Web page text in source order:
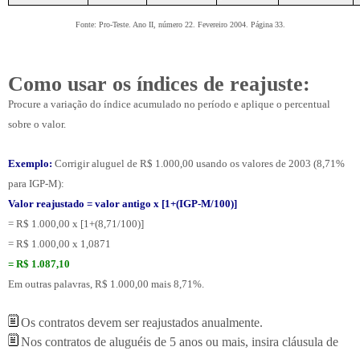
Fonte: Pro-Teste. Ano II, número 22. Fevereiro 2004. Página 33.
Como usar os índices de reajuste:
Procure a variação do índice acumulado no período e aplique o percentual
sobre o valor.
Exemplo: Corrigir aluguel de R$ 1.000,00 usando os valores de 2003 (8,71%
para IGP-M):
Valor reajustado = valor antigo x [1+(IGP-M/100)]
= R$ 1.000,00 x [1+(8,71/100)]
= R$ 1.000,00 x 1,0871
= R$ 1.087,10
Em outras palavras, R$ 1.000,00 mais 8,71%.
Os contratos devem ser reajustados anualmente.
Nos contratos de aluguéis de 5 anos ou mais, insira cláusula de